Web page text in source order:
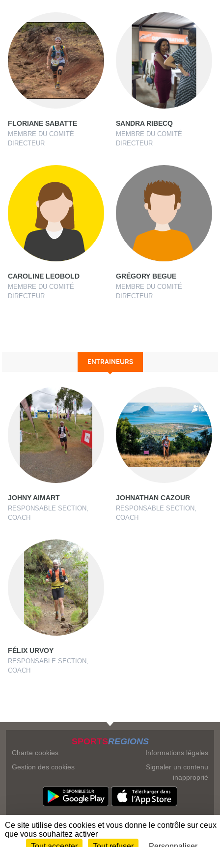
FLORIANE SABATTE
MEMBRE DU COMITÉ
DIRECTEUR
SANDRA RIBECQ
MEMBRE DU COMITÉ
DIRECTEUR
CAROLINE LEOBOLD
MEMBRE DU COMITÉ
DIRECTEUR
GRÉGORY BEGUE
MEMBRE DU COMITÉ
DIRECTEUR
ENTRAINEURS
JOHNY AIMART
RESPONSABLE SECTION,
COACH
JOHNATHAN CAZOUR
RESPONSABLE SECTION,
COACH
FÉLIX URVOY
RESPONSABLE SECTION,
COACH
SPORTSREGIONS
Charte cookies
Gestion des cookies
Informations légales
Signaler un contenu
inapproprié
Ce site utilise des cookies et vous donne le contrôle sur ceux
que vous souhaitez activer